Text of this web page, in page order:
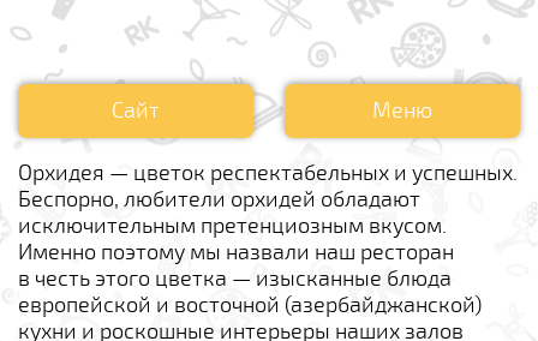
Сайт Меню
Орхидея — цветок респектабельных и успешных.
Беспорно, любители орхидей обладают
исключительным претенциозным вкусом.
Именно поэтому мы назвали наш ресторан
в честь этого цветка — изысканные блюда
европейской и восточной (азербайджанской)
кухни и роскошные интерьеры наших залов